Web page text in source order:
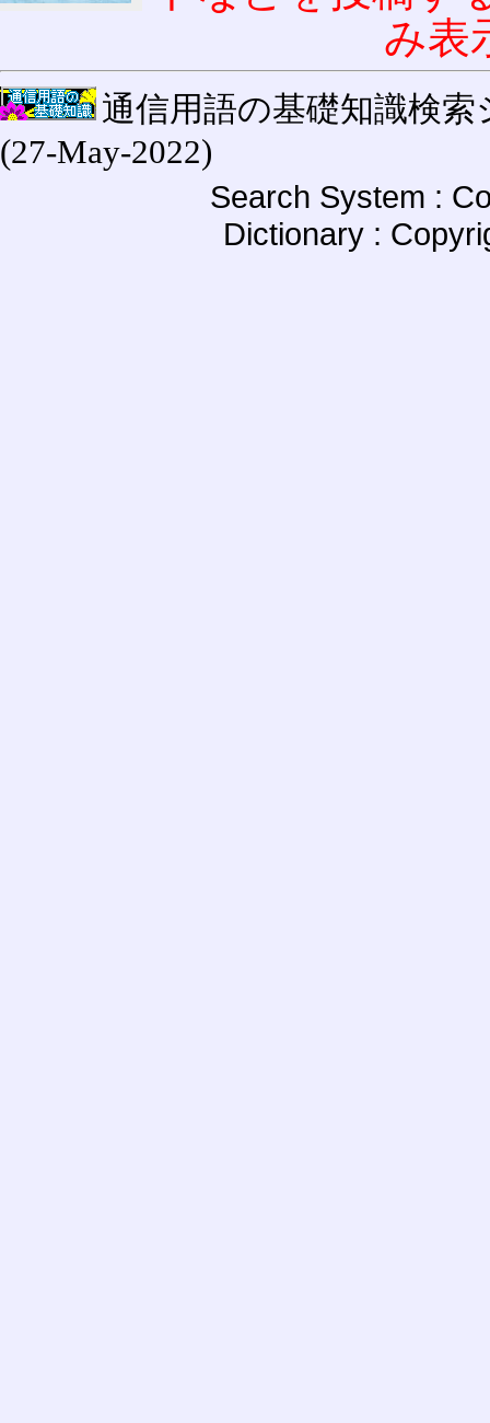
み表
通信用語の基礎知識検索
(27-May-2022)
Search System :
Dictionary :